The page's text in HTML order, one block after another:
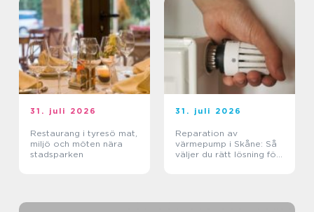
31. juli 2026
Restaurang i tyresö mat,
miljö och möten nära
stadsparken
31. juli 2026
Reparation av
värmepump i Skåne: Så
väljer du rätt lösning för